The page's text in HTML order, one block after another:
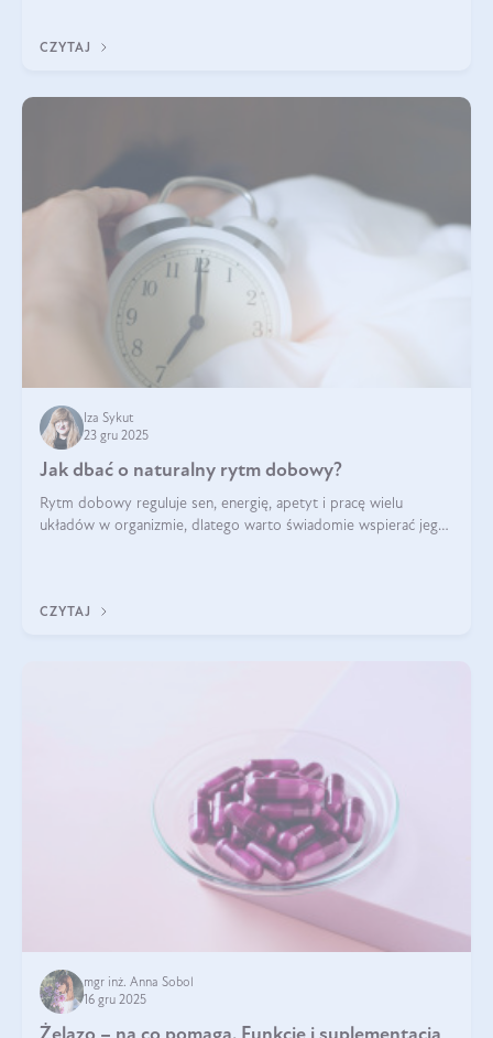
CZYTAJ
Iza Sykut
23 gru 2025
Jak dbać o naturalny rytm dobowy?
Rytm dobowy reguluje sen, energię, apetyt i pracę wielu
układów w organizmie, dlatego warto świadomie wspierać jego
CZYTAJ
mgr inż. Anna Sobol
16 gru 2025